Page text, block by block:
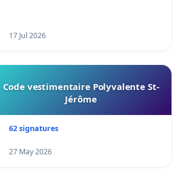
17 Jul 2026
Code vestimentaire Polyvalente St-
Jérôme
62 signatures
27 May 2026